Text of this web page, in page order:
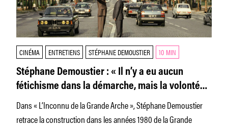
CINÉMA ENTRETIENS STÉPHANE DEMOUSTIER 10 MIN
Stéphane Demoustier : « Il n’y a eu aucun
fétichisme dans la démarche, mais la volonté
de retrouver l’esprit des années Mitterrand »
Dans « L’Inconnu de la Grande Arche », Stéphane Demoustier
retrace la construction dans les années 1980 de la Grande